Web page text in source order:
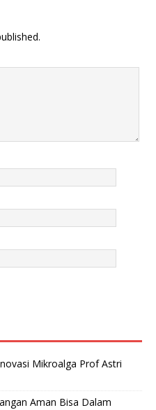
Mikroalga Prof Astri
Aman Bisa Dalam